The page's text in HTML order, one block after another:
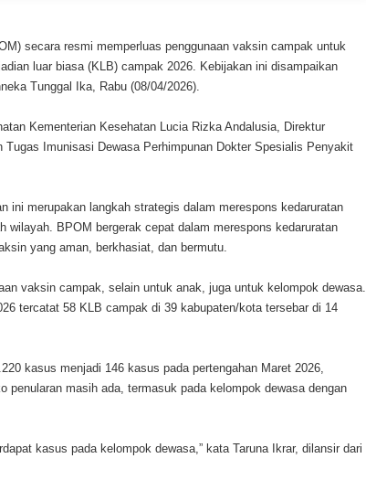
secara resmi memperluas penggunaan vaksin campak untuk
luar biasa (KLB) campak 2026. Kebijakan ini disampaikan
Tunggal Ika, Rabu (08/04/2026).
Kementerian Kesehatan Lucia Rizka Andalusia, Direktur
Imunisasi Dewasa Perhimpunan Dokter Spesialis Penyakit
ini merupakan langkah strategis dalam merespons kedaruratan
BPOM bergerak cepat dalam merespons kedaruratan
yang aman, berkhasiat, dan bermutu.
vaksin campak, selain untuk anak, juga untuk kelompok dewasa.
tercatat 58 KLB campak di 39 kabupaten/kota tersebar di 14
kasus menjadi 146 kasus pada pertengahan Maret 2026,
masih ada, termasuk pada kelompok dewasa dengan
kasus pada kelompok dewasa,” kata Taruna Ikrar, dilansir dari